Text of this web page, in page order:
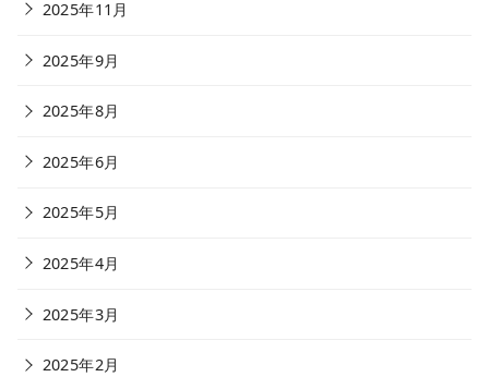
2025年11月
2025年9月
2025年8月
2025年6月
2025年5月
2025年4月
2025年3月
2025年2月